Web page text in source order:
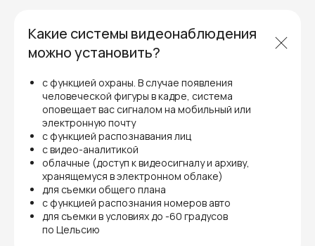
Какие системы видеонаблюдения
можно установить?
с функцией охраны. В случае появления
человеческой фигуры в кадре, система
оповещает вас сигналом на мобильный или
электронную почту
с функцией распознавания лиц
с видео-аналитикой
облачные (доступ к видеосигналу и архиву,
хранящемуся в электронном облаке)
для съемки общего плана
с функцией распознания номеров авто
для съемки в условиях до -60 градусов
по Цельсию
Контакты
мы всегда на связи